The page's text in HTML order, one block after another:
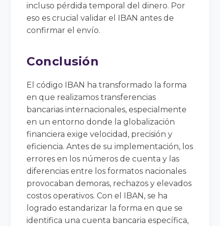
incluso pérdida temporal del dinero. Por
eso es crucial validar el IBAN antes de
confirmar el envío.
Conclusión
El código IBAN ha transformado la forma
en que realizamos transferencias
bancarias internacionales, especialmente
en un entorno donde la globalización
financiera exige velocidad, precisión y
eficiencia. Antes de su implementación, los
errores en los números de cuenta y las
diferencias entre los formatos nacionales
provocaban demoras, rechazos y elevados
costos operativos. Con el IBAN, se ha
logrado estandarizar la forma en que se
identifica una cuenta bancaria específica,